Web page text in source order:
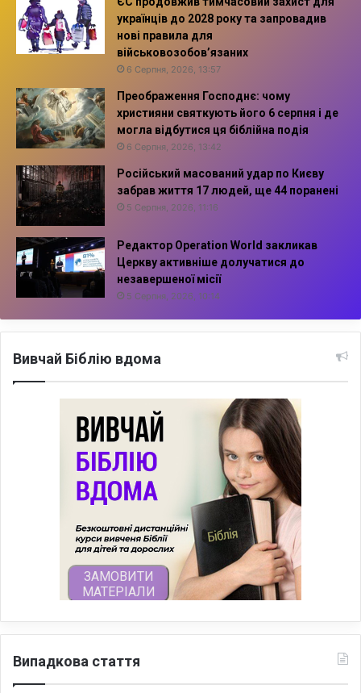
українців до 2028 року та запровадив
нові правила для
військовозобов’язаних
6 Серпня, 2026, 13:57
Преображення Господнє: чому
християни святкують його 6 серпня і де
могла відбутися ця біблійна подія
6 Серпня, 2026, 13:42
Російський масований удар по Києву
забрав життя 17 людей, ще 44 поранені
5 Серпня, 2026, 11:16
Редактор Operation World закликав
Церкву активніше долучатися до
незавершеної місії
5 Серпня, 2026, 10:14
Вивчай Біблію вдома
Випадкова стаття